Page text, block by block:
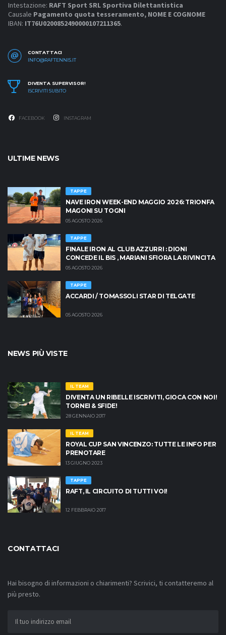
Intestazione: RAFT Sport SRL Sportiva Dilettantistica
Causale Pagamento quota tesseramento, NOME E COGNOME
IBAN: IT76U0200852490000107211365.
CONTATTACI
INFO@RAFTENNIS.IT
DIVENTA SUPERVISOR!
ISCRIVITI SUBITO
FACEBOOK INSTAGRAM
ULTIME NEWS
TAPPE
NAVE IRON WEEK-END MAGGIO 2026: TRIONFA
MAGONI SU TOGNI
05 AGOSTO 2026
TAPPE
FINALE IRON AL CLUB AZZURRI : DIONI
CONCEDE IL BIS , MARIANI SFIORA LA RIVINCITA
05 AGOSTO 2026
TAPPE
ACCARDI / TOMASSOLI STAR DI TELGATE
05 AGOSTO 2026
NEWS PIÙ VISTE
IL TEAM
DIVENTA UN RIBELLE ISCRIVITI, GIOCA CON NOI!
TORNEI & SFIDE!
28 GENNAIO 2017
IL TEAM
ROYAL CUP SAN VINCENZO: TUTTE LE INFO PER
PRENOTARE
13 GIUGNO 2023
TAPPE
RAFT, IL CIRCUITO DI TUTTI VOI!
12 FEBBRAIO 2017
CONTATTACI
Hai bisogno di informazioni o chiarimenti? Scrivici, ti contatteremo al
più presto.